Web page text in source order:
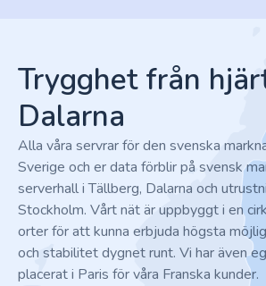
Trygghet från
Dalarna
Alla våra servrar för den svenska
Sverige och er data förblir på svensk
serverhall i Tällberg, Dalarna och
Stockholm. Vårt nät är uppbyggt i en
orter för att kunna erbjuda högsta
och stabilitet dygnet runt. Vi har även
placerat i Paris för våra Franska kunder.